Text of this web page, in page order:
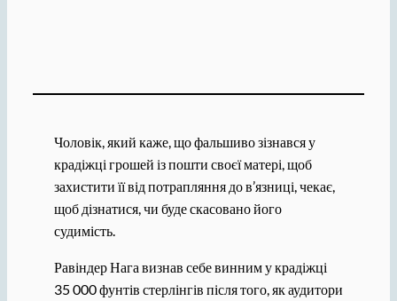
Чоловік, який каже, що фальшиво зізнався у
крадіжці грошей із пошти своєї матері, щоб
захистити її від потрапляння до в’язниці, чекає,
щоб дізнатися, чи буде скасовано його
судимість.
Равіндер Нага визнав себе винним у крадіжці
35 000 фунтів стерлінгів після того, як аудитори